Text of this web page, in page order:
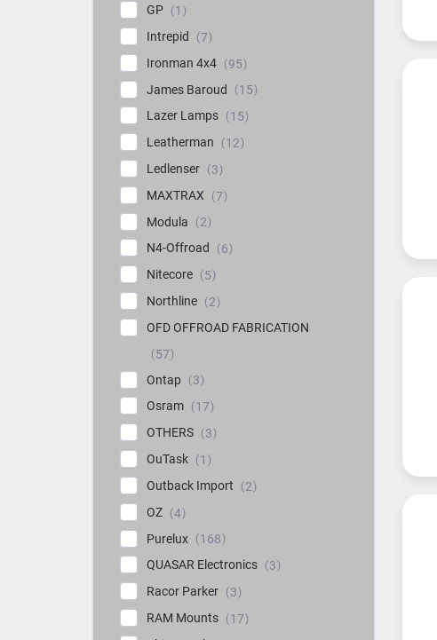
GP
1
Intrepid
7
Ironman 4x4
95
James Baroud
15
Lazer Lamps
15
Leatherman
12
Ledlenser
3
MAXTRAX
7
Modula
2
N4-Offroad
6
Nitecore
5
Northline
2
OFD OFFROAD FABRICATION
57
Ontap
3
Osram
17
OTHERS
3
OuTask
1
Outback Import
2
OZ
4
Purelux
168
QUASAR Electronics
3
Racor Parker
3
RAM Mounts
17